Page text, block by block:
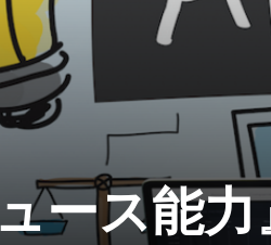
ース能